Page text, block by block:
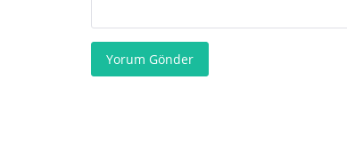
Yorum Gönder